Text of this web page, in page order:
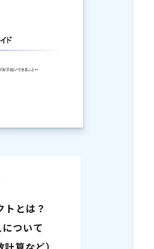
とは？
ついて